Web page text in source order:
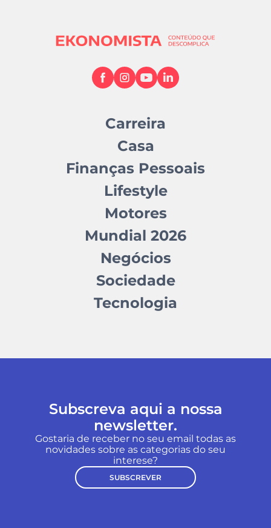
Carreira
Casa
Finanças Pessoais
Lifestyle
Motores
Mundial 2026
Negócios
Sociedade
Tecnologia
Subscreva aqui a nossa
newsletter.
Gostaria de receber no seu email todas as
novidades sobre as categorias do seu
interese?
SUBSCREVER